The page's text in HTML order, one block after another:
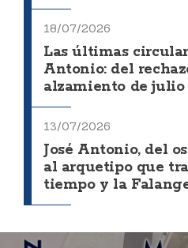
18/07/2026
Las últimas
Antonio: del
alzamiento de julio
13/07/2026
José Antonio, del
al arquetipo que
tiempo y la